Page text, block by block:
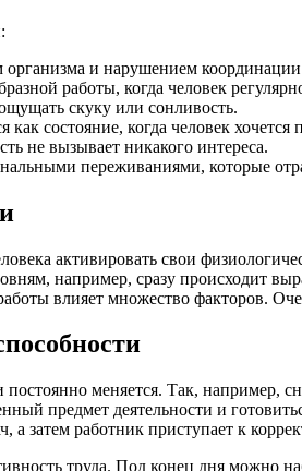
и нарушением
работы, когда человек
скуку или сонливость.
состояние, когда человек
не вызывает никакого интереса.
переживаниями, которые
активировать свои
например, сразу происходит
влияет множество факторов.
постоянно меняется. Так, например,
предмет деятельности и
а затем работник приступает к
труда. Под конец дня можно